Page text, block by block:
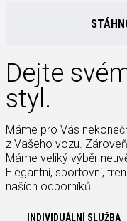
Dejte
styl.
Máme pro Vás
z Vašeho vozu.
Máme veliký výběr
Elegantní, sportovní,
naších odborníků…
INDIVIDUÁLNÍ SLUŽBA